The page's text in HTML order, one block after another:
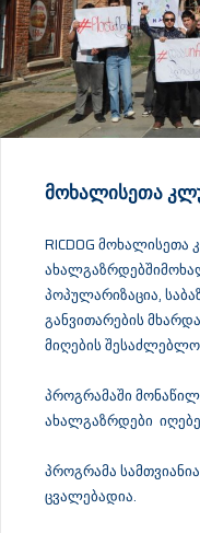
ᲛᲝᲮᲐᲚᲘᲡᲔᲗᲐ
RICDOG მოხალისეთა
პოპულარიზაცია,
განვითარების
მიღების
პროგრამაში
ახალგაზრდები
პროგრამა
ცვალებადია.